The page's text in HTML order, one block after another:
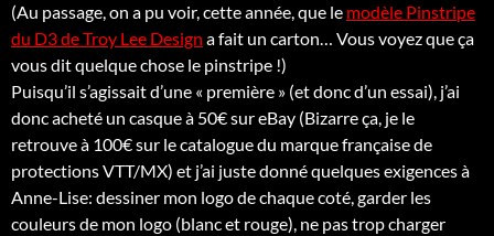
(Au passage, on a pu voir, cette année, que le modèle Pinstripe
du D3 de Troy Lee Design a fait un carton… Vous voyez que ça
vous dit quelque chose le pinstripe !)
Puisqu’il s’agissait d’une « première » (et donc d’un essai), j’ai
donc acheté un casque à 50€ sur eBay (Bizarre ça, je le
retrouve à 100€ sur le catalogue du marque française de
protections VTT/MX) et j’ai juste donné quelques exigences à
Anne-Lise: dessiner mon logo de chaque coté, garder les
couleurs de mon logo (blanc et rouge), ne pas trop charger